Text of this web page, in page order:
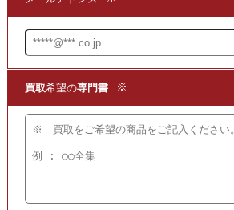
★当店は、
金剛流謡曲全集
買取する専門店でございます。
まずは商品の価値を判断できる
の専門店までお問い合わせいただき
現在の商品の価値をお確かめください。